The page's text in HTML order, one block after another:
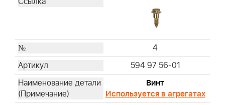
4
594 97 56-01
Винт
Используется в агрегатах